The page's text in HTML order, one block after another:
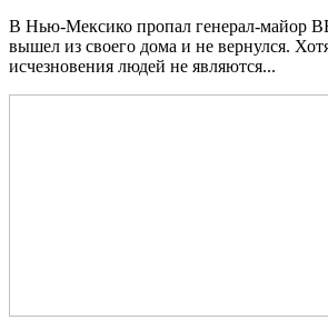
В Нью-Мексико пропал генерал-майор
вышел из своего дома и не вернулся.
исчезновения людей не являются...